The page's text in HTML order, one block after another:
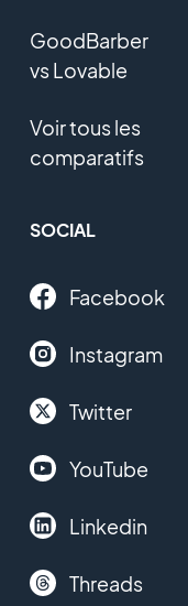
GoodBarber
vs Lovable
Voir tous les
comparatifs
SOCIAL
Facebook
Instagram
Twitter
YouTube
Linkedin
Threads